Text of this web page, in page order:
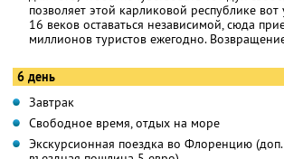
позволяет этой карликовой республике
16 веков оставаться независимой, сюда
миллионов туристов ежегодно.
6 день
Завтрак
Свободное время, отдых на море
Экскурсионная поездка во Флоренцию